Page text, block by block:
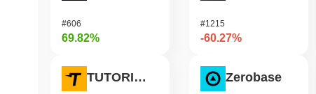
#606
69.82%
TUTORIAL
#1215
-60.27%
Zerobase